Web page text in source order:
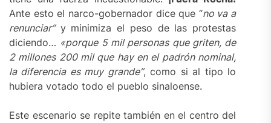
Ante esto el narco-gobernador dice que “no va a
renunciar”y minimiza el peso de las protestas
diciendo… «porque 5 mil personas que griten, de
2 millones 200 mil que hay en el padrón nominal,
la diferencia es muy grande”, como si al tipo lo
hubiera votado todo el pueblo sinaloense.
Este escenario se repite también en el centro del